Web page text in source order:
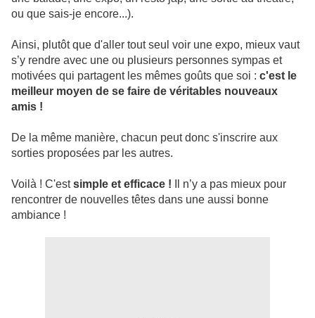
ou que sais-je encore...).
Ainsi, plutôt que d'aller tout seul voir une expo, mieux vaut
s’y rendre avec une ou plusieurs personnes sympas et
motivées qui partagent les mêmes goûts que soi : c'est le
meilleur moyen de se faire de véritables nouveaux
amis !
De la même manière, chacun peut donc s'inscrire aux
sorties proposées par les autres.
Voilà ! C'estsimple et efficace ! Il n’y a pas mieux pour
rencontrer de nouvelles têtes dans une aussi bonne
ambiance !